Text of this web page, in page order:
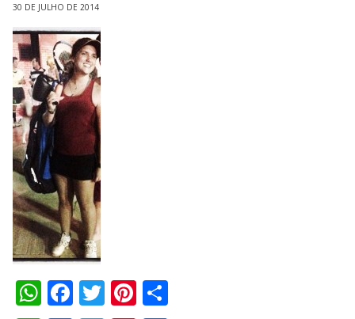
30 DE JULHO DE 2014
WhatsApp
Facebook
Twitter
Pinterest
Compartilhar